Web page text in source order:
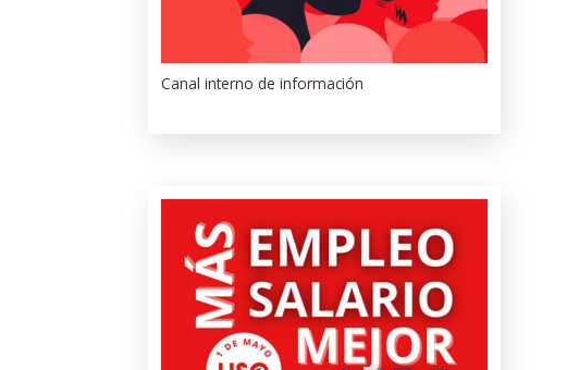
Canal interno de información